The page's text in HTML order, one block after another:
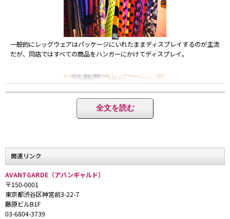
一般的にレッグウェアはパッケージにいれたままディスプレイするのが主流
だが、同店ではすべての商品をハンガーにかけてディスプレイ。
カラータイツも豊富な品揃え。
全文を読む
関連リンク
AVANTGARDE（アバンギャルド）
〒150-0001
東京都渋谷区神宮前3-22-7
藤原ビルB1F
03-6804-3739